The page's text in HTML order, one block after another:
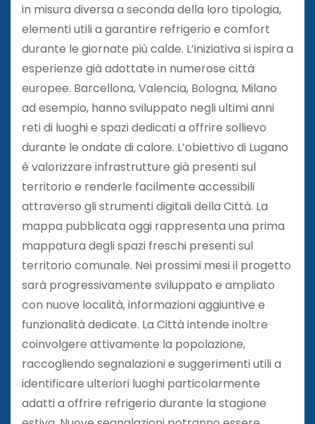
in misura diversa a seconda della loro tipologia,
elementi utili a garantire refrigerio e comfort
durante le giornate più calde. L’iniziativa si ispira a
esperienze già adottate in numerose città
europee. Barcellona, Valencia, Bologna, Milano
ad esempio, hanno sviluppato negli ultimi anni
reti di luoghi e spazi dedicati a offrire sollievo
durante le ondate di calore. L’obiettivo di Lugano
è valorizzare infrastrutture già presenti sul
territorio e renderle facilmente accessibili
attraverso gli strumenti digitali della Città. La
mappa pubblicata oggi rappresenta una prima
mappatura degli spazi freschi presenti sul
territorio comunale. Nei prossimi mesi il progetto
sarà progressivamente sviluppato e ampliato
con nuove località, informazioni aggiuntive e
funzionalità dedicate. La Città intende inoltre
coinvolgere attivamente la popolazione,
raccogliendo segnalazioni e suggerimenti utili a
identificare ulteriori luoghi particolarmente
adatti a offrire refrigerio durante la stagione